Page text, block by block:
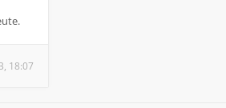
18:07